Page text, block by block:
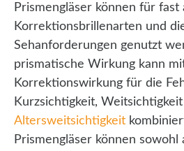
Prismengläser können für fast
Korrektionsbrillenarten und
Sehanforderungen genutzt
prismatische Wirkung kann
Korrektionswirkung für die
Kurzsichtigkeit, Weitsichtigkeit
Altersweitsichtigkeit
Prismengläser können sowohl